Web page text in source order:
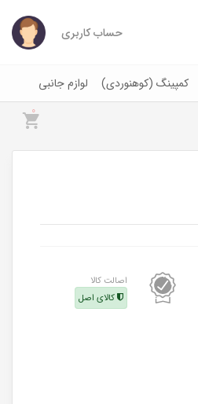
حساب کاربری
کمپینگ (کوهنوردی) لوازم جانبی
0
اصالت کالا
کالای اصل